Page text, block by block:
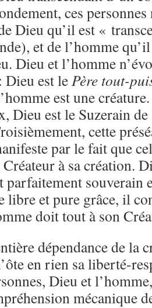
ces
Dieu qu’il est «
et de l’homme
Dieu et l’homme
Dieu est lePère tout-
est une
Dieu est le Suzerain
cette
par le fait que
à sa création.
parfaitement souverain
libre et pure grâce, il
doit tout à son
dépendance de la
en rien sa liberté-
Dieu et
mécanique